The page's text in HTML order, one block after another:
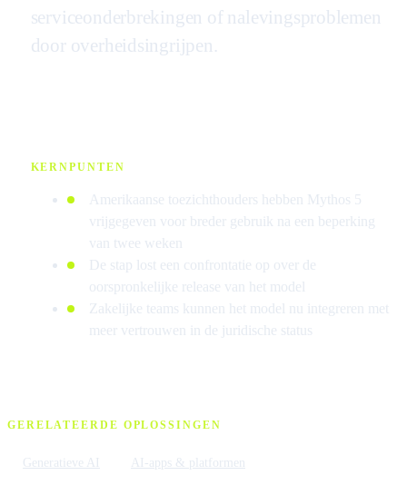
serviceonderbrekingen of nalevingsproblemen
door overheidsingrijpen.
KERNPUNTEN
Amerikaanse toezichthouders hebben Mythos 5
vrijgegeven voor breder gebruik na een beperking
van twee weken
De stap lost een confrontatie op over de
oorspronkelijke release van het model
Zakelijke teams kunnen het model nu integreren met
meer vertrouwen in de juridische status
GERELATEERDE OPLOSSINGEN
Generatieve AI AI-apps & platformen